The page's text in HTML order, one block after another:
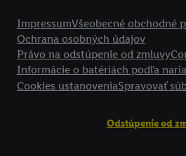
ImpressumVšeobecné obchodné
Ochrana osobných údajov
Právo na odstúpenie od zmluvy
Informácie o batériách podľa
Cookies ustanoveniaSpravovať
Odstúpenie od